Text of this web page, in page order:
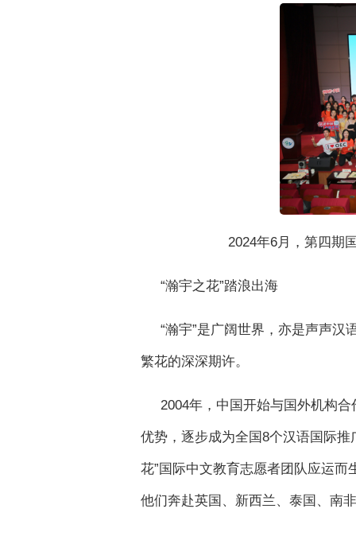
2024年6月，第四期
“瀚宇之花”踏浪出海
“瀚宇”是广阔世界，亦是声声汉
繁花的深深期许。
2004年，中国开始与国外机构
优势，逐步成为全国8个汉语国际
花”国际中文教育志愿者团队应运
他们奔赴英国、新西兰、泰国、南